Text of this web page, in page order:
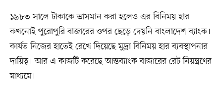
১৯৮৩ সালে টাকাকে ভাসমান করা হলেও এর বিনিময় হার
কখনোই পুরোপুরি বাজারের ওপর ছেড়ে দেয়নি বাংলাদেশ ব্যাংক।
কার্যত নিজের হাতেই রেখে দিয়েছে মুদ্রা বিনিময় হার ব্যবস্থাপনার
দায়িত্ব। আর এ কাজটি করেছে আন্তব্যাংক বাজারের রেট নিয়ন্ত্রণের
মাধ্যমে।